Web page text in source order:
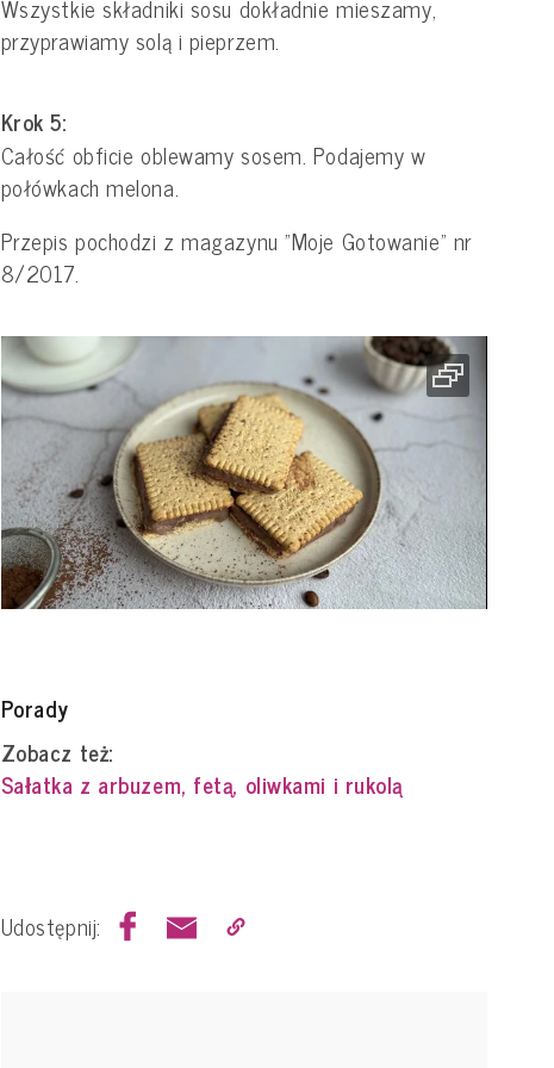
Wszystkie składniki sosu dokładnie mieszamy,
przyprawiamy solą i pieprzem.
Krok 5:
Całość obficie oblewamy sosem. Podajemy w
połówkach melona.
Przepis pochodzi z magazynu "Moje Gotowanie" nr
8/2017.
Porady
Zobacz też:
Sałatka z arbuzem, fetą, oliwkami i rukolą
Udostępnij: